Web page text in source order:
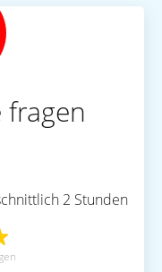
2 Stunden